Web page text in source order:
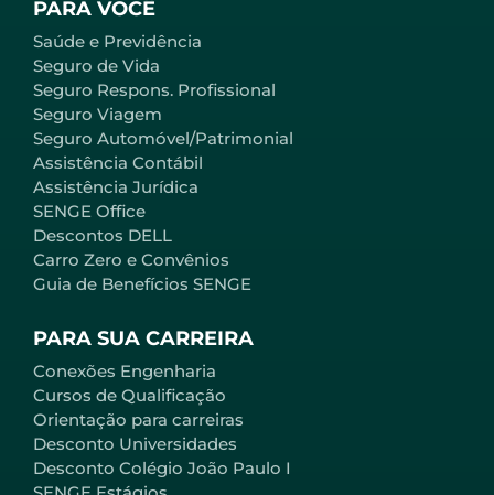
PARA VOCÊ
Saúde e Previdência
Seguro de Vida
Seguro Respons. Profissional
Seguro Viagem
Seguro Automóvel/Patrimonial
Assistência Contábil
Assistência Jurídica
SENGE Office
Descontos DELL
Carro Zero e Convênios
Guia de Benefícios SENGE
PARA SUA CARREIRA
Conexões Engenharia
Cursos de Qualificação
Orientação para carreiras
Desconto Universidades
Desconto Colégio João Paulo I